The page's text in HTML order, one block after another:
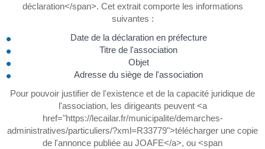
déclaration</span>. Cet extrait comporte les informations
suivantes :
Date de la déclaration en préfecture
Titre de l'association
Objet
Adresse du siège de l'association
Pour pouvoir justifier de l'existence et de la capacité juridique de
l'association, les dirigeants peuvent <a
href="https://lecailar.fr/municipalite/demarches-
administratives/particuliers/?xml=R33779">télécharger une copie
de l'annonce publiée au JOAFE</a>, ou <span